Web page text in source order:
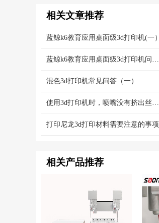
相关文章推荐
蓝鲸k6教育应用桌面级3d打印机(一）
混色3d打印机常见问答（一）
打印尼龙3d打印材料需要注意的事项
相关产品推荐